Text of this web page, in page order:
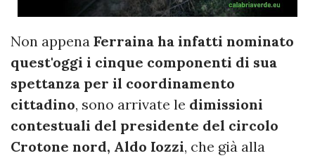
Non appena Ferraina ha infatti nominato
quest'oggi i cinque componenti di sua
spettanza per il coordinamento
cittadino, sono arrivate le dimissioni
contestuali del presidente del circolo
Crotone nord, Aldo Iozzi, che già alla